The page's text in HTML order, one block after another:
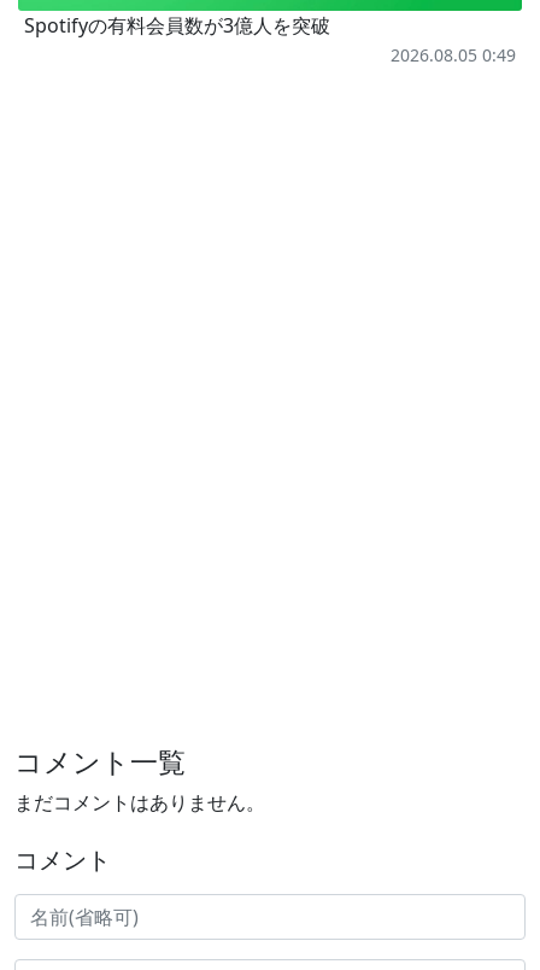
Spotifyの有料会員数が3億人を突破
2026.08.05 0:49
コメント一覧
まだコメントはありません。
コメント